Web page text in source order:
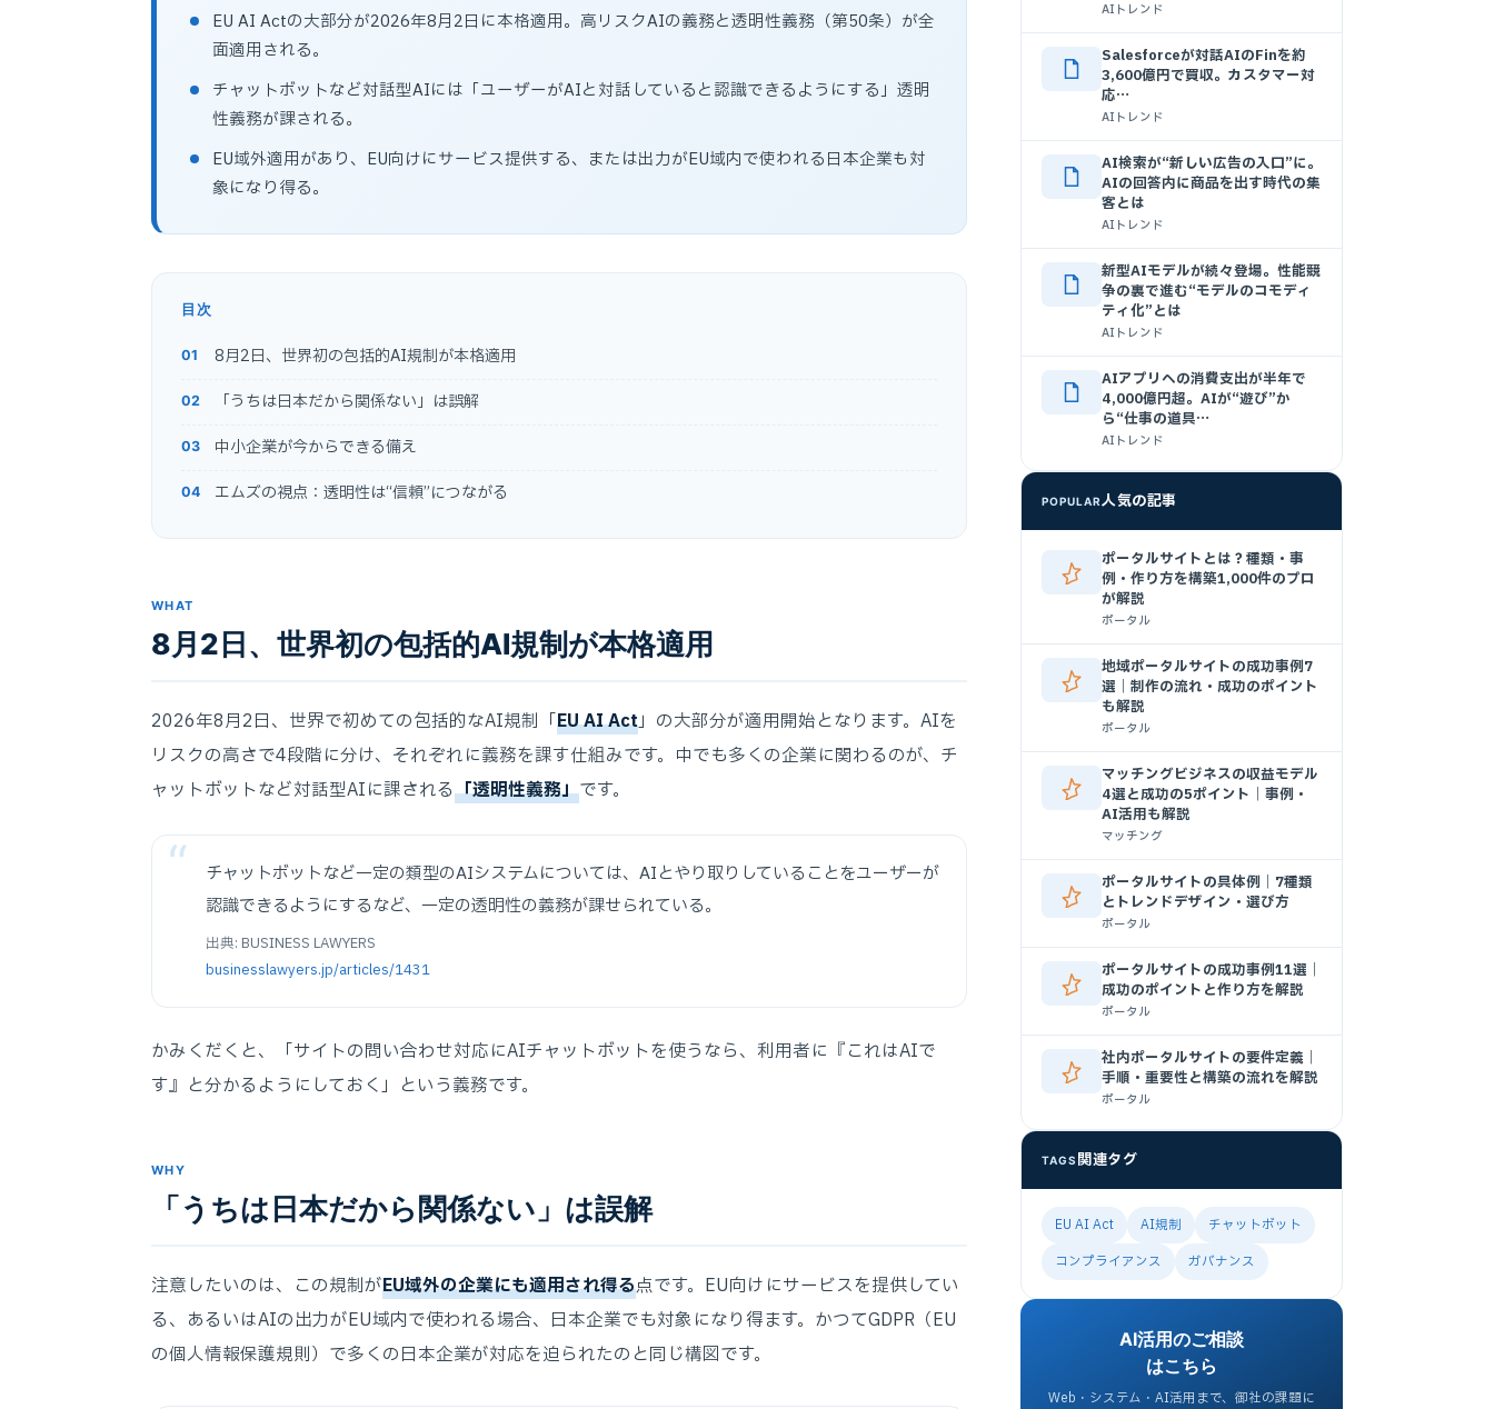
EU AI Actの大部分が2026年8月2日に本格適用。高リスクAIの義務と透明性義務（第50条）が全
面適用される。
チャットボットなど対話型AIには「ユーザーがAIと対話していると認識できるようにする」透明
性義務が課される。
EU域外適用があり、EU向けにサービス提供する、または出力がEU域内で使われる日本企業も対
象になり得る。
目次
8月2日、世界初の包括的AI規制が本格適用
「うちは日本だから関係ない」は誤解
中小企業が今からできる備え
エムズの視点：透明性は“信頼”につながる
WHAT
8月2日、世界初の包括的AI規制が本格適用
2026年8月2日、世界で初めての包括的なAI規制「EU AI Act」の大部分が適用開始となります。AIを
リスクの高さで4段階に分け、それぞれに義務を課す仕組みです。中でも多くの企業に関わるのが、チ
ャットボットなど対話型AIに課される「透明性義務」です。
チャットボットなど一定の類型のAIシステムについては、AIとやり取りしていることをユーザーが
認識できるようにするなど、一定の透明性の義務が課せられている。
出典: BUSINESS LAWYERS
businesslawyers.jp/articles/1431
かみくだくと、「サイトの問い合わせ対応にAIチャットボットを使うなら、利用者に『これはAIで
す』と分かるようにしておく」という義務です。
WHY
「うちは日本だから関係ない」は誤解
注意したいのは、この規制がEU域外の企業にも適用され得る点です。EU向けにサービスを提供してい
る、あるいはAIの出力がEU域内で使われる場合、日本企業でも対象になり得ます。かつてGDPR（EU
の個人情報保護規則）で多くの日本企業が対応を迫られたのと同じ構図です。
AIトレンド
Salesforceが対話AIのFinを約
3,600億円で買収。カスタマー対
応…
AIトレンド
AI検索が“新しい広告の入口”に。
AIの回答内に商品を出す時代の集
客とは
AIトレンド
新型AIモデルが続々登場。性能競
争の裏で進む“モデルのコモディ
ティ化”とは
AIトレンド
AIアプリへの消費支出が半年で
4,000億円超。AIが“遊び”か
ら“仕事の道具…
AIトレンド
POPULAR人気の記事
ポータルサイトとは？種類・事
例・作り方を構築1,000件のプロ
が解説
ポータル
地域ポータルサイトの成功事例7
選｜制作の流れ・成功のポイント
も解説
ポータル
マッチングビジネスの収益モデル
4選と成功の5ポイント｜事例・
AI活用も解説
マッチング
ポータルサイトの具体例｜7種類
とトレンドデザイン・選び方
ポータル
ポータルサイトの成功事例11選｜
成功のポイントと作り方を解説
ポータル
社内ポータルサイトの要件定義｜
手順・重要性と構築の流れを解説
ポータル
TAGS 関連タグ
EU AI Act AI規制
チャットボット
コンプライアンス
ガバナンス
AI活用のご相談
はこちら
Web・システム・AI活用まで、御社の課題に